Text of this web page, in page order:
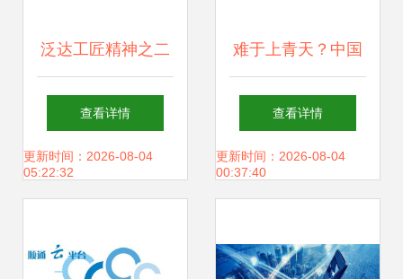
泛达工匠精神之二
产品研发
查看详情
更新时间：2026-08-04
05:22:32
难于上青天？中国
自研电脑系统的普
及时机与挑战
查看详情
更新时间：2026-08-04
00:37:40